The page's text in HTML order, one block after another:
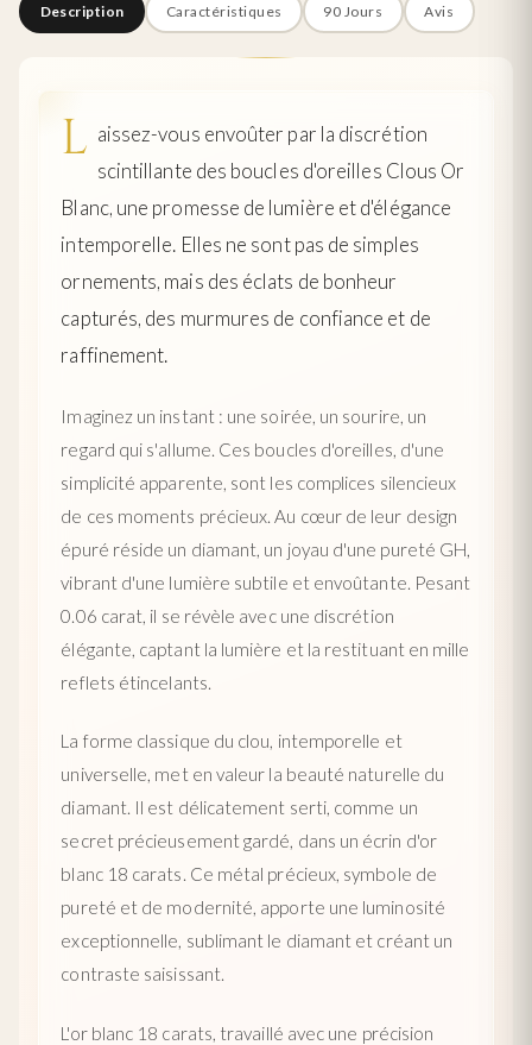
Description Caractéristiques 90 Jours Avis
L aissez-vous envoûter par la discrétion
scintillante des boucles d'oreilles Clous Or
Blanc, une promesse de lumière et d'élégance
intemporelle. Elles ne sont pas de simples
ornements, mais des éclats de bonheur
capturés, des murmures de confiance et de
raffinement.
Imaginez un instant : une soirée, un sourire, un
regard qui s'allume. Ces boucles d'oreilles, d'une
simplicité apparente, sont les complices silencieux
de ces moments précieux. Au cœur de leur design
épuré réside un diamant, un joyau d'une pureté GH,
vibrant d'une lumière subtile et envoûtante. Pesant
0.06 carat, il se révèle avec une discrétion
élégante, captant la lumière et la restituant en mille
reflets étincelants.
La forme classique du clou, intemporelle et
universelle, met en valeur la beauté naturelle du
diamant. Il est délicatement serti, comme un
secret précieusement gardé, dans un écrin d'or
blanc 18 carats. Ce métal précieux, symbole de
pureté et de modernité, apporte une luminosité
exceptionnelle, sublimant le diamant et créant un
contraste saisissant.
L'or blanc 18 carats, travaillé avec une précision